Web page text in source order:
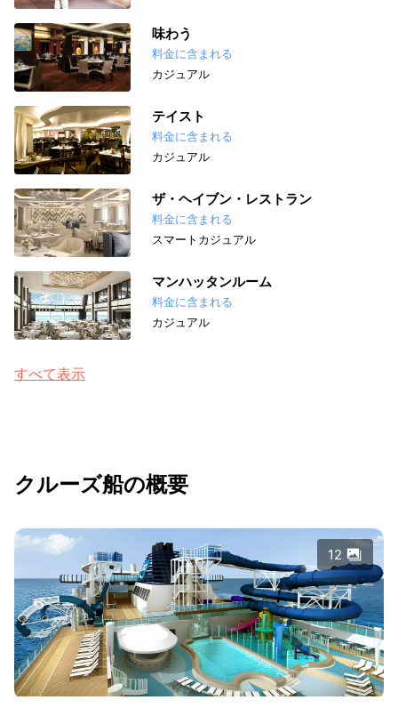
味わう
料金に含まれる
カジュアル
テイスト
料金に含まれる
カジュアル
ザ・ヘイブン・レストラン
料金に含まれる
スマートカジュアル
マンハッタンルーム
料金に含まれる
カジュアル
すべて表示
クルーズ船の概要
12